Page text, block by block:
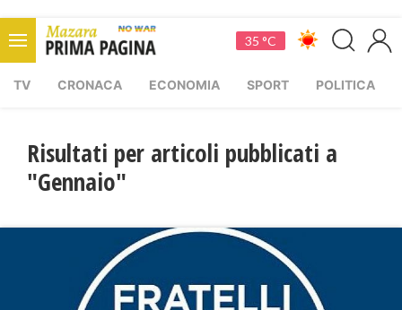
35 °C
TV CRONACA ECONOMIA SPORT POLITICA
Risultati per articoli pubblicati a
"Gennaio"